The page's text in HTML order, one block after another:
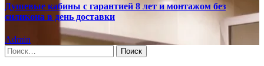
Душевые кабины с гарантией 8 лет и монтажом без
силикона в день доставки
Admin
Найти: